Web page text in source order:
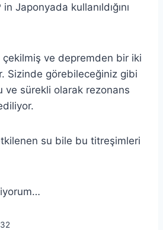
Japonyada kullanıldığını
ve depremden bir iki
Sizinde görebileceğiniz gibi
ve sürekli olarak rezonans
su bile bu titreşimleri
32